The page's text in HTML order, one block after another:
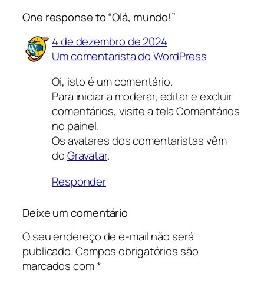
One response to “Olá, mundo!”
4 de dezembro de 2024
Um comentarista do WordPress
Oi, isto é um comentário.
Para iniciar a moderar, editar e excluir
comentários, visite a tela Comentários
no painel.
Os avatares dos comentaristas vêm
doGravatar.
Responder
Deixe um comentário
O seu endereço de e-mail não será
publicado.Campos obrigatórios são
marcados com*